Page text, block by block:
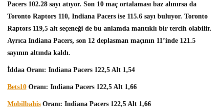
Pacers 102.28 sayı atıyor. Son 10 maç ortalaması baz alınırsa da
Toronto Raptors 110, Indiana Pacers ise 115.6 sayı buluyor. Toronto
Raptors 119,5 alt seçeneği de bu anlamda mantıklı bir tercih olabilir.
Ayrıca Indiana Pacers, son 12 deplasman maçının 11’inde 121.5
sayının altında kaldı.
İddaa Oranı: Indiana Pacers 122,5 Alt 1,54
Bets10 Oranı: Indiana Pacers 122,5 Alt 1,66
Mobilbahis Oranı: Indiana Pacers 122,5 Alt 1,66